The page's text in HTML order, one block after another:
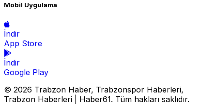
Mobil Uygulama
İndir
App Store
İndir
Google Play
© 2026 Trabzon Haber, Trabzonspor Haberleri,
Trabzon Haberleri | Haber61. Tüm hakları saklıdır.